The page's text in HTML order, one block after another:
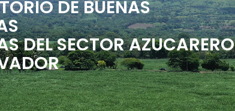
DE BUENAS
DEL SECTOR AZUCARERO